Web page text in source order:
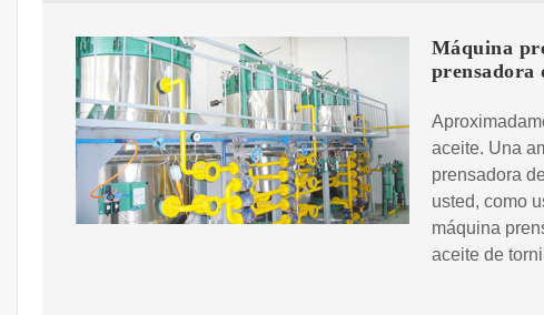
Máquina
prensadora
aceite. Una
prensadora
usted, como
máquina
aceite de